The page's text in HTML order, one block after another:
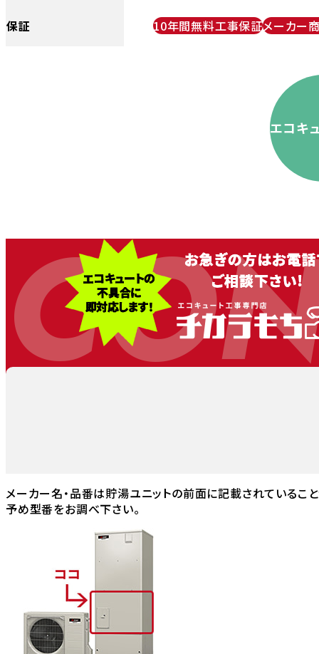
保証 10年間無料工事保証メーカー
エコキ
メーカー名・品番は貯湯ユニットの前面に記載されていること
予め型番をお調べ下さい。